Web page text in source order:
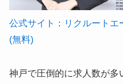
公式サイト：リクルートエ
(無料)
神戸で圧倒的に求人数が多